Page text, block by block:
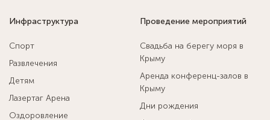
Инфраструктура
Спорт
Развлечения
Детям
Лазертаг Арена
Оздоровление
Проведение мероприятий
Свадьба на берегу моря в
Крыму
Аренда конференц-залов в
Крыму
Дни рождения